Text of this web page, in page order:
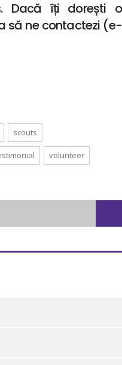
Dacă îți dorești o
să ne contactezi (e-
scouts
volunteer